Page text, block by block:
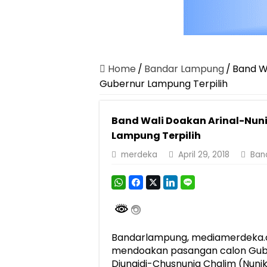
Home / Bandar Lampung/ Band
Gubernur Lampung Terpilih
Band Wali Doakan Arinal-
Lampung Terpilih
merdeka April 29, 2018
Bandarlampung,
mendoakan pasangan calon
Djunaidi-Chusnunia Chalim